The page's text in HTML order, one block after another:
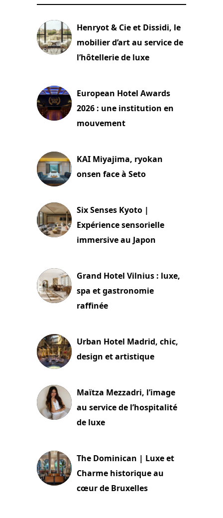
Henryot & Cie et Dissidi, le
mobilier d’art au service de
l’hôtellerie de luxe
European Hotel Awards
2026 : une institution en
mouvement
KAI Miyajima, ryokan
onsen face à Seto
Six Senses Kyoto |
Expérience sensorielle
immersive au Japon
Grand Hotel Vilnius : luxe,
spa et gastronomie
raffinée
Urban Hotel Madrid, chic,
design et artistique
Maïtza Mezzadri, l’image
au service de l’hospitalité
de luxe
The Dominican | Luxe et
Charme historique au
cœur de Bruxelles